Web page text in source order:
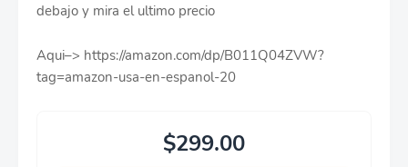
debajo y mira el ultimo precio
Aqui–> https://amazon.com/dp/B011Q04ZVW?
tag=amazon-usa-en-espanol-20
$299.00